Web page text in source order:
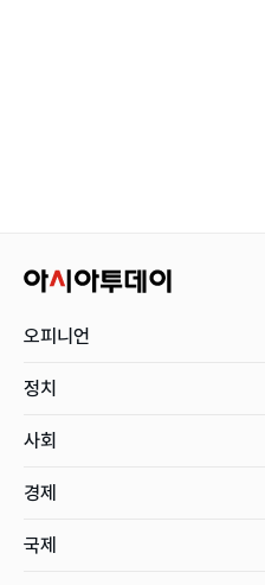
오피니언
정치
사회
경제
국제